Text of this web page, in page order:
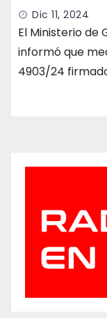
Dic 11, 2024
El Ministerio de
informó que
4903/24